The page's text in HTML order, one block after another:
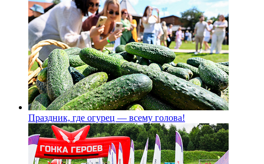
Праздник, где огурец — всему голова!